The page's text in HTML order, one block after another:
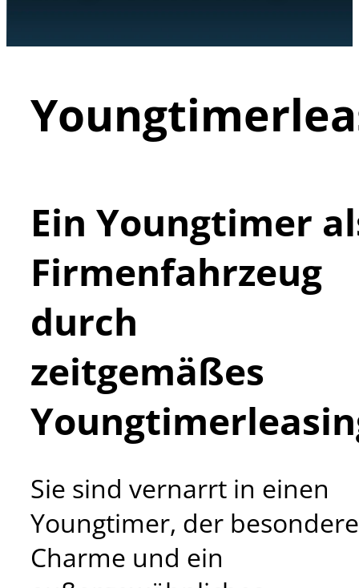
Ein Youngtimer
Firmenfahrzeug
durch
zeitgemäßes
Sie sind vernarrt in einen
Youngtimer, der besondere
Charme und ein